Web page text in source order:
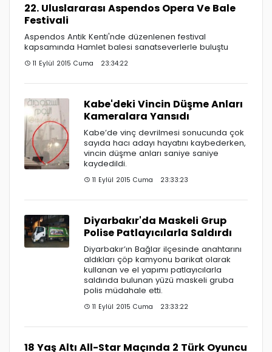
22. Uluslararası Aspendos Opera Ve Bale
Festivali
Aspendos Antik Kenti'nde düzenlenen festival
kapsamında Hamlet balesi sanatseverlerle buluştu
11 Eylül 2015 Cuma 23:34:22
Kabe'deki Vincin Düşme Anları
Kameralara Yansıdı
Kabe’de vinç devrilmesi sonucunda çok
sayıda hacı adayı hayatını kaybederken,
vincin düşme anları saniye saniye
kaydedildi.
11 Eylül 2015 Cuma 23:33:23
Diyarbakır'da Maskeli Grup
Polise Patlayıcılarla Saldırdı
Diyarbakır’ın Bağlar ilçesinde anahtarını
aldıkları çöp kamyonu barikat olarak
kullanan ve el yapımı patlayıcılarla
saldırıda bulunan yüzü maskeli gruba
polis müdahale etti.
11 Eylül 2015 Cuma 23:33:22
18 Yaş Altı All-Star Maçında 2 Türk Oyuncu